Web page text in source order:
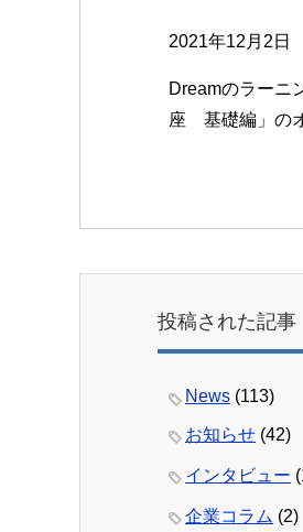
2021年12月2日
Dreamのラーニ
座 基礎編」の
投稿された記事
News (113)
お知らせ (42)
インタビュー
企業コラム (2)